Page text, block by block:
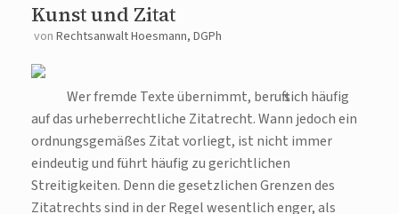
Kunst und Zitat
von Rechtsanwalt Hoesmann, DGPh
Wer fremde Texte übernimmt, beruft sich häufig
auf das urheberrechtliche Zitatrecht. Wann jedoch ein
ordnungsgemäßes Zitat vorliegt, ist nicht immer
eindeutig und führt häufig zu gerichtlichen
Streitigkeiten. Denn die gesetzlichen Grenzen des
Zitatrechts sind in der Regel wesentlich enger, als